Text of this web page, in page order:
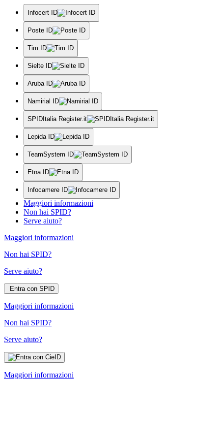
Infocert ID
Poste ID
Tim ID
Sielte ID
Aruba ID
Namirial ID
SPIDItalia Register.it
Lepida ID
TeamSystem ID
Etna ID
Infocamere ID
Maggiori informazioni
Non hai SPID?
Serve aiuto?
Maggiori informazioni
Non hai SPID?
Serve aiuto?
Entra con SPID
Maggiori informazioni
Non hai SPID?
Serve aiuto?
Maggiori informazioni